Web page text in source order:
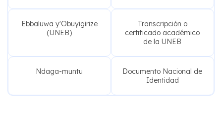
Ebbaluwa y'Obuyigirize
(UNEB)
Transcripción o
certificado académico
de la UNEB
Ndaga-muntu
Documento Nacional de
Identidad